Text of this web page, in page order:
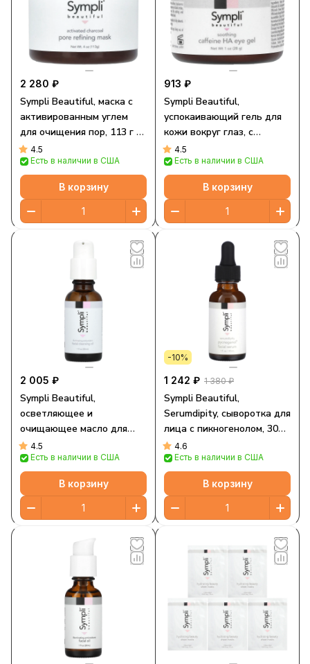
2 280 ₽
Sympli Beautiful, маска с
активированным углем
для очищения пор, 113 г (4
унции)
4.5
Есть в наличии в США
В корзину
913 ₽
Sympli Beautiful,
успокаивающий гель для
кожи вокруг глаз, с
кофеином и гиалуроновой
кислотой, 30 мл (1 жидк.
унция)
4.5
Есть в наличии в США
В корзину
2 005 ₽
Sympli Beautiful,
осветляющее и
очищающее масло для
лица с антиоксидантами, с
маслами арганы, марулы,
шиповника и апельсина,
30 мл (1 жидк. унция)
4.5
Есть в наличии в США
В корзину
-10%
1 242 ₽ 1 380 ₽
Sympli Beautiful,
Serumdipity, сыворотка для
лица с пикногенолом, 30
мл (1 жидк. унция)
4.6
Есть в наличии в США
В корзину